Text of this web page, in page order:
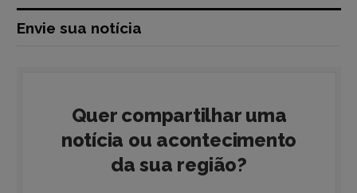
Envie sua notícia
Quer compartilhar uma
notícia ou acontecimento
da sua região?